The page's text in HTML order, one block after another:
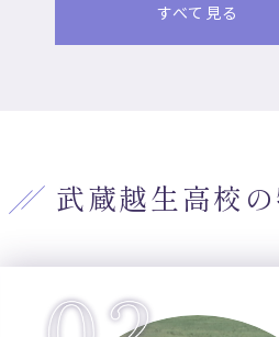
すべて見る
武蔵越生高校